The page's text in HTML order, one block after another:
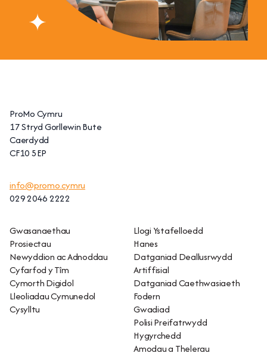
ProMo Cymru
17 Stryd Gorllewin Bute
Caerdydd
CF10 5EP
info@promo.cymru
029 2046 2222
Gwasanaethau
Prosiectau
Newyddion ac Adnoddau
Cyfarfod y Tîm
Cymorth Digidol
Lleoliadau Cymunedol
Cysylltu
Llogi Ystafelloedd
Hanes
Datganiad Deallusrwydd
Artiffisial
Datganiad Caethwasiaeth
Fodern
Gwadiad
Polisi Preifatrwydd
Hygyrchedd
Amodau a Thelerau